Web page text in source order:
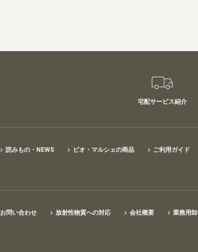
宅配サービス紹介
読みもの・NEWS ビオ・マルシェの商品 ご利用ガイド
お問い合わせ 放射性物質への対応 会社概要 業務用卸